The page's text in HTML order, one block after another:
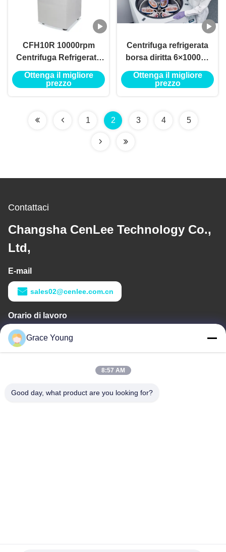
CFH10R 10000rpm
Centrifuga Refrigerata
per Banca del Sangue
Centrifuga Refrigerata
Ottenga il migliore
prezzo
Centrifuga refrigerata
borsa diritta 6×1000ml
6000rpm del sangue del
pavimento di CFL6R
Ottenga il migliore
prezzo
1 2 3 4 5
Contattaci
Changsha CenLee Technology Co.,
Ltd,
E-mail
sales02@cenlee.com.cn
Orario di lavoro
9:00-18:00
Il nostro indirizzo
Zone, provincia di Hunan Cina 410000
Grace Young
8:57 AM
Good day, what product are you looking for?